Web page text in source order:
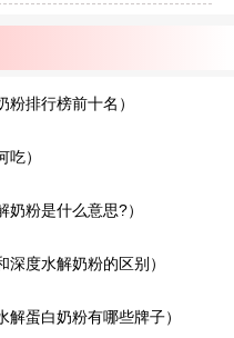
排行榜前十名）
）
粉是什么意思?）
度水解奶粉的区别）
蛋白奶粉有哪些牌子）